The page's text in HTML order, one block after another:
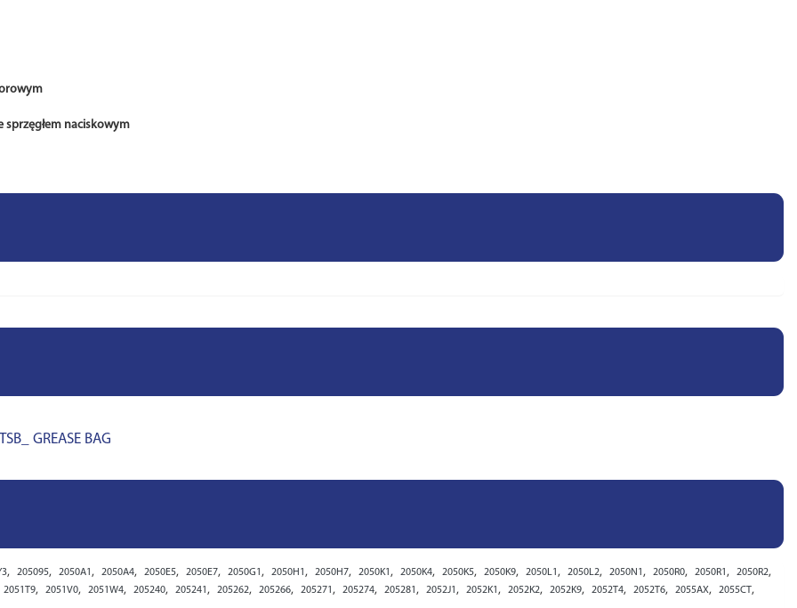
sprzęgłem naciskowym
GREASE BAG
, 205095, 2050A1 , 2050A4, 2050E5, 2050E7, 2050G1 , 2050H1 , 2050H7, 2050K1 , 2050K4, 2050K5, 2050K9, 2050L1 , 2050L2, 2050N1 , 2050R0, 2050R1 , 2050R2,
2051T9, 2051V0, 2051W4, 205240, 205241 , 205262, 205266, 205271 , 205274, 205281 , 2052J1 , 2052K1 , 2052K2, 2052K9, 2052T4, 2052T6, 2055AX, 2055CT,